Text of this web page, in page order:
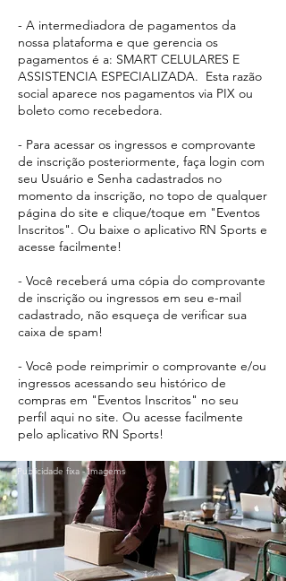
- A intermediadora de pagamentos da
nossa plataforma e que gerencia os
pagamentos é a: SMART CELULARES E
ASSISTENCIA ESPECIALIZADA. Esta razão
social aparece nos pagamentos via PIX ou
boleto como recebedora.​
- Para acessar os ingressos e comprovante
de inscrição posteriormente, faça login com
seu Usuário e Senha cadastrados no
momento da inscrição, no topo de qualquer
página do site e clique/toque em "Eventos
Inscritos". Ou baixe o aplicativo RN Sports e
acesse facilmente!
- Você receberá uma cópia do comprovante
de inscrição ou ingressos em seu e-mail
cadastrado, não esqueça de verificar sua
caixa de spam!
- Você pode reimprimir o comprovante e/ou
ingressos acessando seu histórico de
compras em "Eventos Inscritos" no seu
perfil aqui no site. Ou acesse facilmente
pelo aplicativo RN Sports!
Publicidade fixa - Imagems